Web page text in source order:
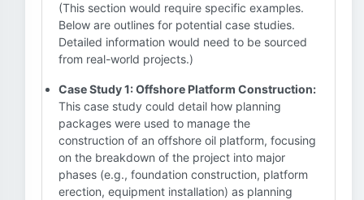
(This section would require specific examples.
Below are outlines for potential case studies.
Detailed information would need to be sourced
from real-world projects.)
Case Study 1: Offshore Platform Construction:
This case study could detail how planning
packages were used to manage the
construction of an offshore oil platform, focusing
on the breakdown of the project into major
phases (e.g., foundation construction, platform
erection, equipment installation) as planning